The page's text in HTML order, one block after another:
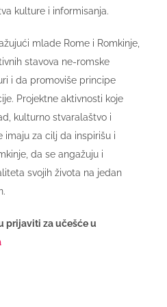
kulture i informisanja.
mlade Rome i Romkinje,
stavova ne-romske
i da promoviše principe
Projektne aktivnosti koje
kulturno stvaralaštvo i
imaju za cilj da inspirišu i
da se angažuju i
svojih života na jedan
prijaviti za učešće u